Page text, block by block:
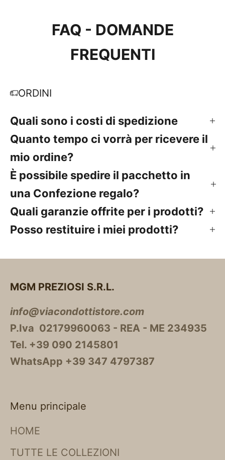
FAQ - DOMANDE
FREQUENTI
ORDINI
Quali sono i costi di spedizione
Quanto tempo ci vorrà per ricevere il
mio ordine?
È possibile spedire il pacchetto in
una Confezione regalo?
Quali garanzie offrite per i prodotti?
Posso restituire i miei prodotti?
MGM PREZIOSI S.R.L.
info@viacondottistore.com
P.Iva 02179960063 - REA - ME 234935
Tel. +39 090 2145801
WhatsApp +39 347 4797387
Menu principale
HOME
TUTTE LE COLLEZIONI